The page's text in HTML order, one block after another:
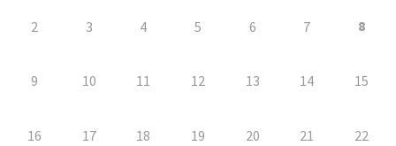
2 3 4 5 6 7 8
9 10 11 12 13 14 15
16 17 18 19 20 21 22